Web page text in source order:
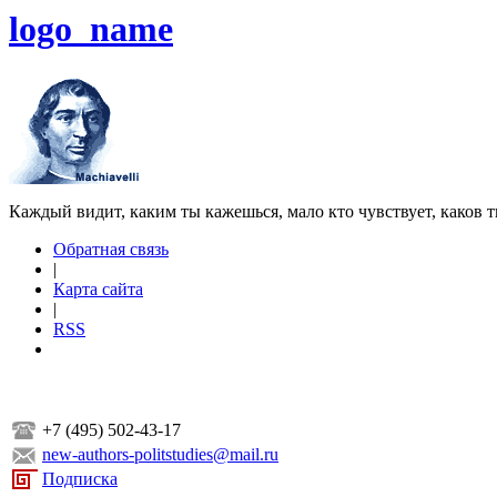
logo_name
Каждый видит, каким ты кажешься, мало кто чувствует, каков
Обратная связь
|
Карта сайта
|
RSS
+7 (495) 502-43-17
new-authors-politstudies@mail.ru
Подписка